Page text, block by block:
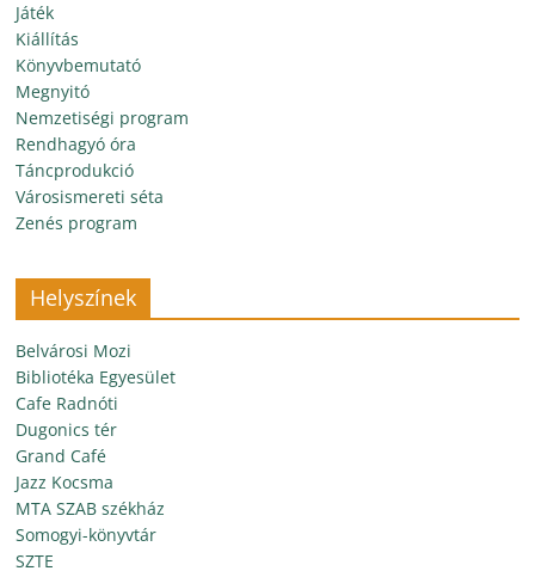
Játék
Kiállítás
Könyvbemutató
Megnyitó
Nemzetiségi program
Rendhagyó óra
Táncprodukció
Városismereti séta
Zenés program
Helyszínek
Belvárosi Mozi
Bibliotéka Egyesület
Cafe Radnóti
Dugonics tér
Grand Café
Jazz Kocsma
MTA SZAB székház
Somogyi-könyvtár
SZTE